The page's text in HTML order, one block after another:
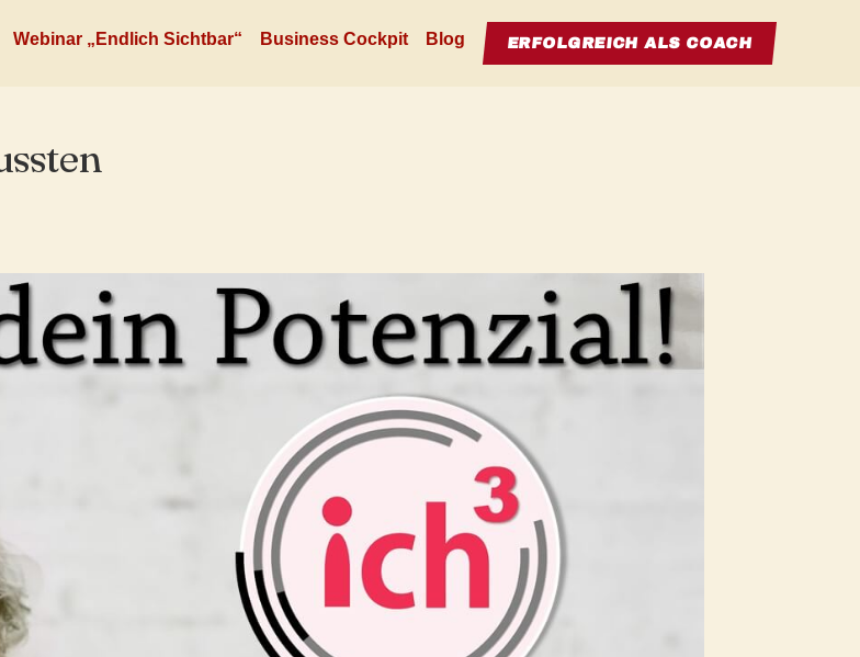
Webinar „Endlich Sichtbar“ Business Cockpit Blog ERFOLGREICH ALS COACH